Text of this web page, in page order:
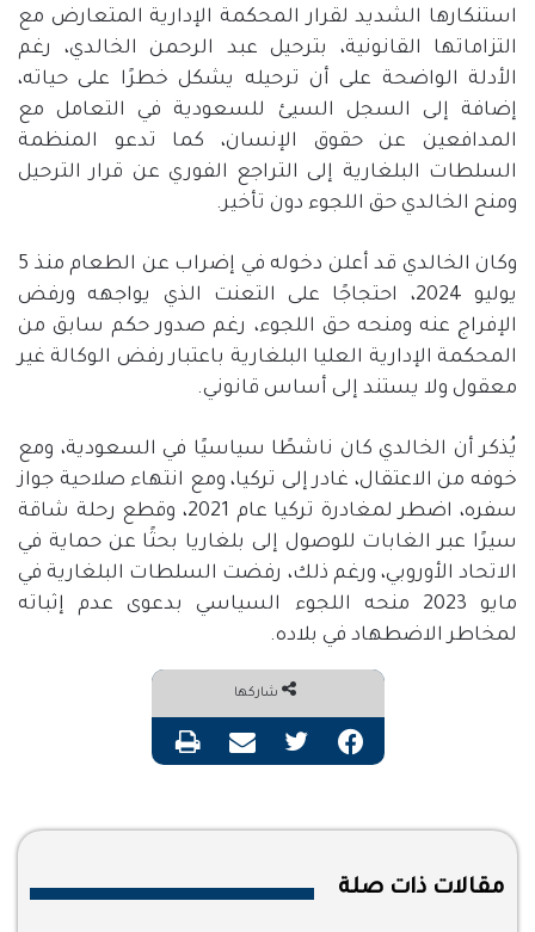
استنكارها الشديد لقرار المحكمة الإدارية المتعارض مع
التزاماتها القانونية، بترحيل عبد الرحمن الخالدي، رغم
الأدلة الواضحة على أن ترحيله يشكل خطرًا على حياته،
إضافة إلى السجل السيئ للسعودية في التعامل مع
المدافعين عن حقوق الإنسان، كما تدعو المنظمة
السلطات البلغارية إلى التراجع الفوري عن قرار الترحيل
ومنح الخالدي حق اللجوء دون تأخير.
وكان الخالدي قد أعلن دخوله في إضراب عن الطعام منذ
يوليو
، احتجاجًا على التعنت الذي يواجهه ورفض
الإفراج عنه ومنحه حق اللجوء، رغم صدور حكم سابق من
المحكمة الإدارية العليا البلغارية باعتبار رفض الوكالة غير
معقول ولا يستند إلى أساس قانوني.
يُذكر أن الخالدي كان ناشطًا سياسيًا في السعودية، ومع
خوفه من الاعتقال، غادر إلى تركيا، ومع انتهاء صلاحية جواز
سفره، اضطر لمغادرة تركيا عام
، وقطع رحلة شاقة
سيرًا عبر الغابات للوصول إلى بلغاريا بحثًا عن حماية في
الاتحاد الأوروبي، ورغم ذلك، رفضت السلطات البلغارية في
مايو
منحه اللجوء السياسي بدعوى عدم إثباته
لمخاطر الاضطهاد في بلاده.
شاركها
فيسبوك تويتر مشاركة عبر البريد طباعة
مقالات ذات صلة